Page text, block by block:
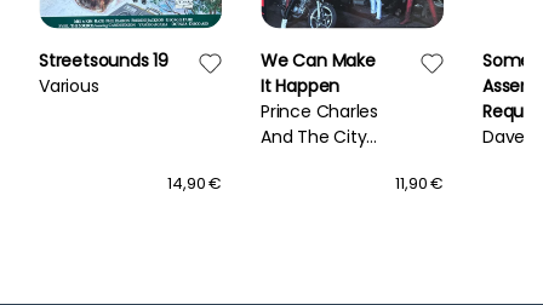
Streetsounds 19
Various
14,90 €
We Can Make
It Happen
Prince Charles
And The City
11,90 €
Some
Dave